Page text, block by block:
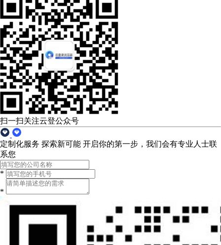
扫一扫关注云登公众号
定制化服务 探索新可能 开启你的第一步，我们会有专业人士联
系您
*
*